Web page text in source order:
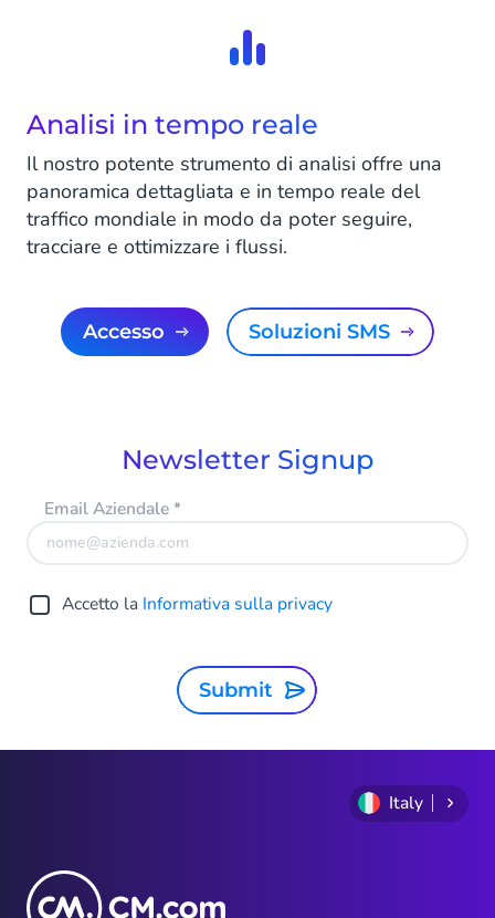
Analisi in tempo reale
Il nostro potente strumento di analisi offre una
panoramica dettagliata e in tempo reale del
traffico mondiale in modo da poter seguire,
tracciare e ottimizzare i flussi.
Accesso Soluzioni SMS
Newsletter Signup
Email Aziendale*
Accetto la Informativa sulla privacy
Submit
Italy